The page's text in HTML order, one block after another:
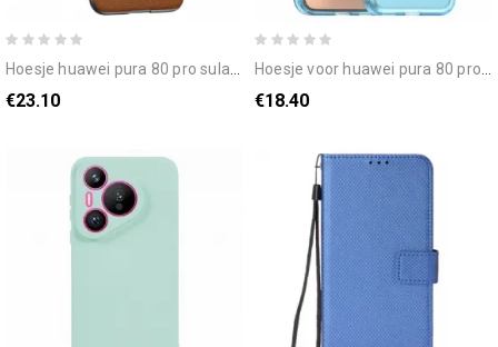
hoesje huawei pura 80 pro sulada frameloos ontwerp
€23.10
hoesje voor huawei pura 80 pro magsafe mat
€18.40